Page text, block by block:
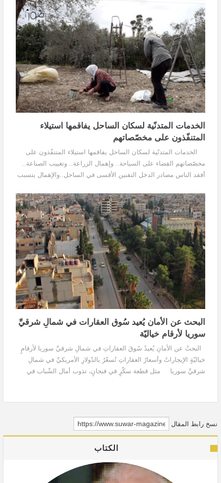
الخدمات المتدنّية لسكان الساحل يفاقمها استيلاء
المتنفّذون على مخصّصاتهم
الخدمات المتدنّية لسكان الساحل يفاقمها استيلاء المتنفّذون على
مخصّصاتهم القضاء على السياحة.. وإهمال الزراعة.. وتغييب الصناعة..
أفقد الناس مصادر الدخل التقنين الأقسى في الساحل..والإهمال يتسبب
البحث عن الأمان يُعيد سُوق العقارات في شمالِ شرقيِّ
سوريا لأرقام خياليّة
البحثُ عن الأمانِ يُعيدُ سُوقَ العقاراتِ في شمالِ شرقيِّ سوريا لأرقامٍ
خياليّةٍ الإيجاراتُ وأسعارُ العقاراتِ تُسعّرُ بالدّولارِ الأمريكيِّ في شمالِ
شرقيِّ سوريا مثل قطعة سكّرٍ في فنجانٍ، تذوب أمال الشّباب في
نسخ رابط المقال
الكتاب